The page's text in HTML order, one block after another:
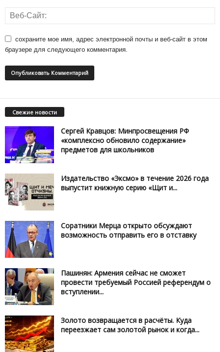
сохраните мое имя, адрес электронной почты и веб-сайт в этом
браузере для следующего комментария.
Свежие новости
Сергей Кравцов: Минпросвещения РФ
«комплексно обновило содержание»
предметов для школьников
Издательство «Эксмо» в течение 2026 года
выпустит книжную серию «Щит и...
Соратники Мерца открыто обсуждают
возможность отправить его в отставку
Пашинян: Армения сейчас не сможет
провести требуемый Россией референдум о
вступлении...
Золото возвращается в расчёты. Куда
переезжает сам золотой рынок и когда...